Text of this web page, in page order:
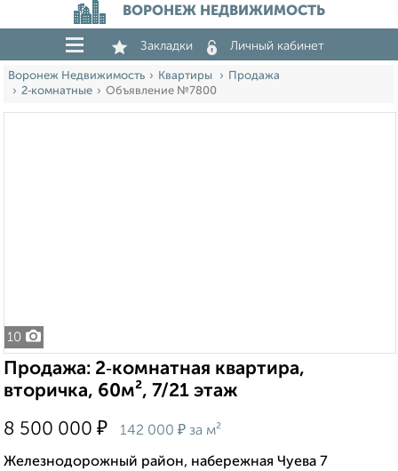
ВОРОНЕЖ НЕДВИЖИМОСТЬ
Закладки Личный кабинет
Воронеж Недвижимость Квартиры
Продажа
2‑комнатные
Объявление №7800
10
Продажа: 2‑комнатная квартира,
вторичка, 60м², 7/21 этаж
8 500 000 ₽ 142 000 ₽ за м²
Железнодорожный район, набережная Чуева 7